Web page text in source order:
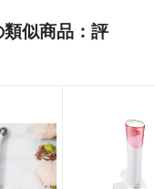
似商品：評